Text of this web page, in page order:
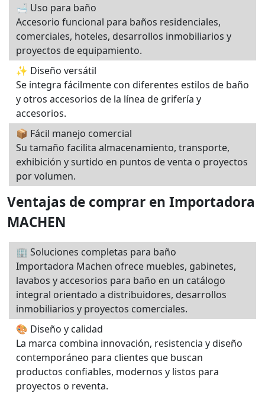
🛁 Uso para baño
Accesorio funcional para baños residenciales,
comerciales, hoteles, desarrollos inmobiliarios y
proyectos de equipamiento.
✨ Diseño versátil
Se integra fácilmente con diferentes estilos de baño
y otros accesorios de la línea de grifería y
accesorios.
📦 Fácil manejo comercial
Su tamaño facilita almacenamiento, transporte,
exhibición y surtido en puntos de venta o proyectos
por volumen.
Ventajas de comprar en Importadora
MACHEN
🏢 Soluciones completas para baño
Importadora Machen ofrece muebles, gabinetes,
lavabos y accesorios para baño en un catálogo
integral orientado a distribuidores, desarrollos
inmobiliarios y proyectos comerciales.
🎨 Diseño y calidad
La marca combina innovación, resistencia y diseño
contemporáneo para clientes que buscan
productos confiables, modernos y listos para
proyectos o reventa.